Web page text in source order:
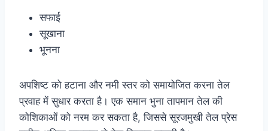
सफाई
सूखाना
भूनना
अपशिष्ट को हटाना और नमी स्तर को समायोजित करना तेल
प्रवाह में सुधार करता है। एक समान भुना तापमान तेल की
कोशिकाओं को नरम कर सकता है, जिससे सूरजमुखी तेल प्रेस